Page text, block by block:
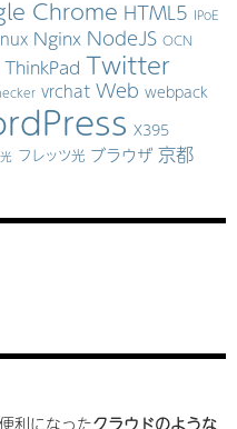
Chrome HTML5 IPoE
Nginx NodeJS OCN
ThinkPad Twitter
vrchat Web webpack
X395
フレッツ光 ブラウザ 京都
利になったクラウドのような